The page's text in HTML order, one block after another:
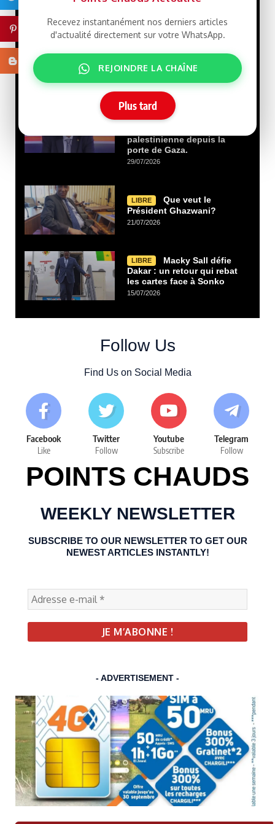
Blogger
malheureuses de mon ami
Cheikh Tidiane GADIO Par
Nouveau livre :
« Gaza et le destin de la
Palestine »… Une lecture
palestinienne depuis la
porte de Gaza.
29/07/2026
LIBRE
Que veut le
Président Ghazwani?
21/07/2026
LIBRE
Macky Sall défie
Dakar : un retour qui rebat
les cartes face à Sonko
15/07/2026
Follow Us
Find Us on Social Media
Facebook
Like
Twitter
Follow
Youtube
Subscribe
Telegram
Follow
POINTS CHAUDS
WEEKLY NEWSLETTER
SUBSCRIBE TO OUR NEWSLETTER TO GET OUR
NEWEST ARTICLES INSTANTLY!
- ADVERTISEMENT -
Recevez instantanément nos derniers articles
d'actualité directement sur votre WhatsApp.
REJOINDRE LA CHAÎNE
Plus tard